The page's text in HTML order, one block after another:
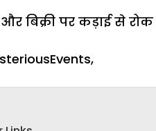
बिक्री पर कड़ाई से रोक
,